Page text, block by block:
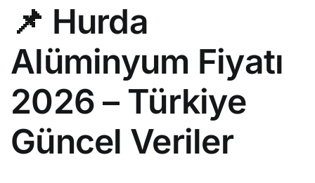
📌 Hurda
Alüminyum Fiyatı
2026 – Türkiye
Güncel Veriler